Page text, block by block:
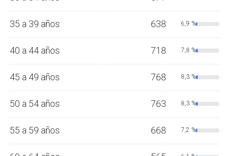
35 a 39 años 638 6,9 %
40 a 44 años 718 7,8 %
45 a 49 años 768 8,3 %
50 a 54 años 763 8,3 %
55 a 59 años 668 7,2 %